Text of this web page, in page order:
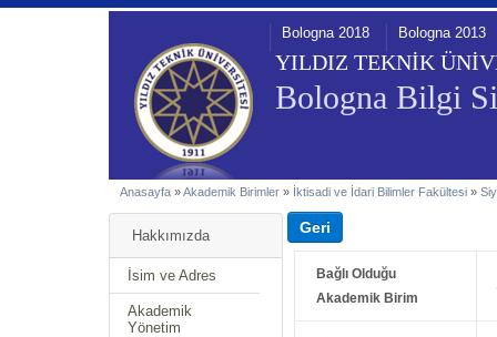
YILDIZ TEKNİK
Bologna Bilgi
Bologna 2018 Bologna 2013
Anasayfa »Akademik Birimler » İktisadi ve İdari Bilimler Fakültesi »
Hakkımızda
İsim ve Adres
Akademik
Yönetim
Bağlı Olduğu
Akademik Birim